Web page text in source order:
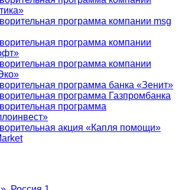
программа компании msg
программа компании
программа компании
программа банка «Зенит»
программа Газпромбанка
программа
акция «Капля помощи»